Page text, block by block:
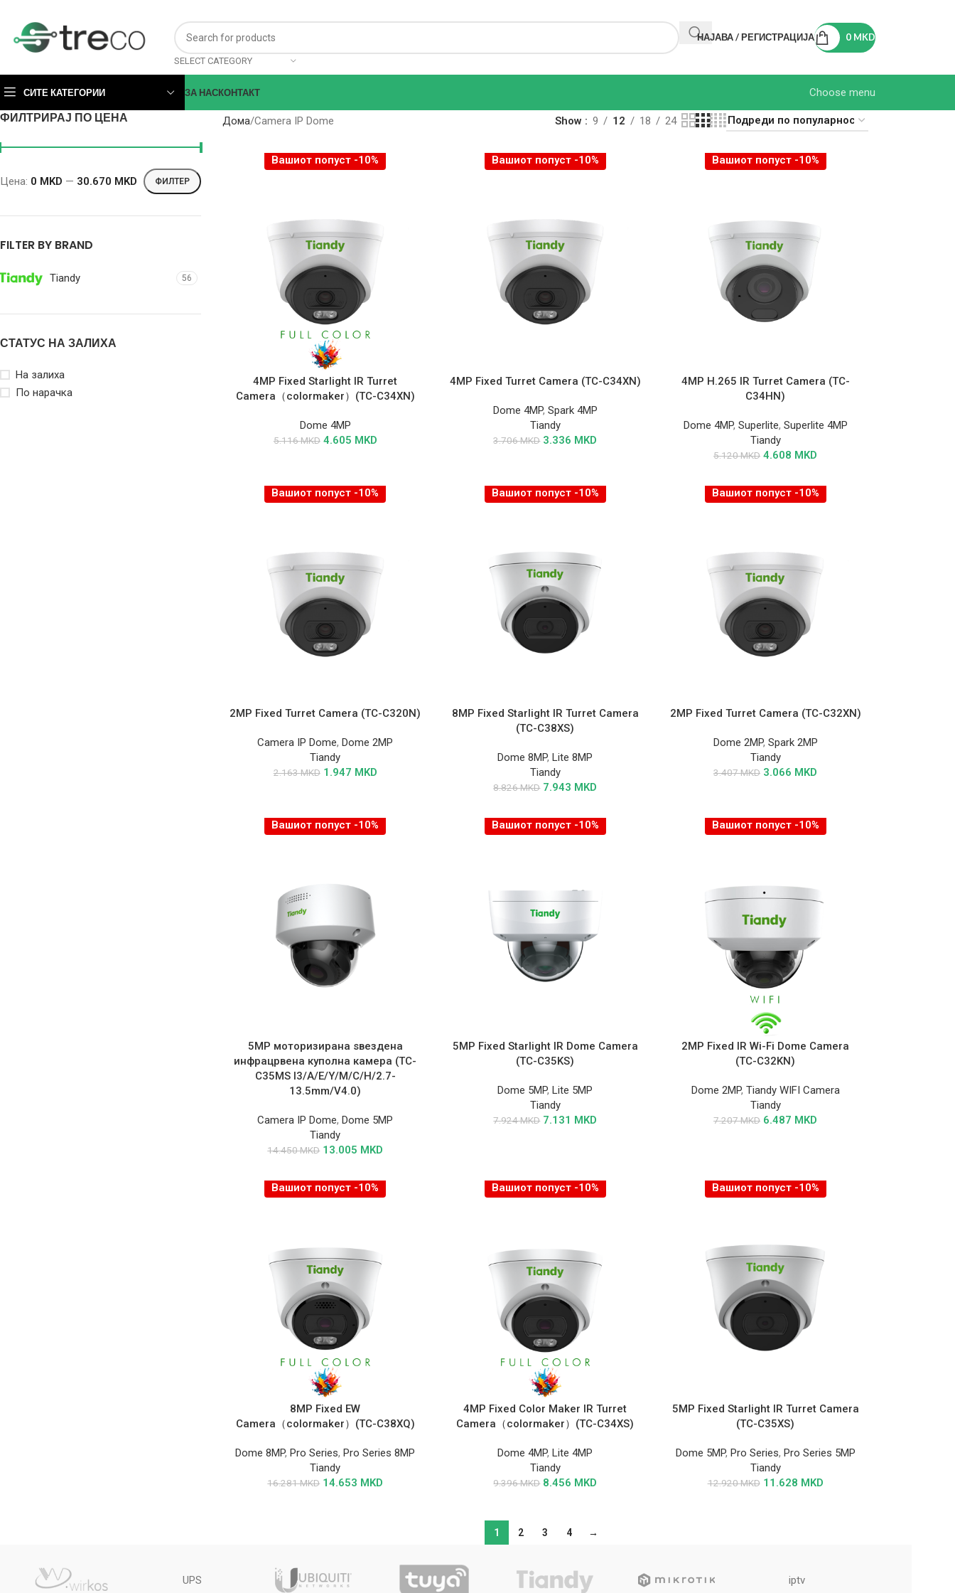
SELECT CATEGORY
НАЈАВА / РЕГИСТРАЦИЈА 0 MKD
СИТЕ КАТЕГОРИИ ЗА НАСКОНТАКТ Choose menu
ФИЛТРИРАЈ ПО ЦЕНА
ФИЛТЕР
Цена: 0 MKD — 30.670 MKD
FILTER BY BRAND
Tiandy 56
СТАТУС НА ЗАЛИХА
На залиха
По нарачка
Дома Camera IP Dome Show 9 12 18 24
Вашиот попуст -10%
4MP Fixed Starlight IR Turret
Camera（colormaker）(TC-C34XN)
Dome 4MP
5.116MKD 4.605 MKD
Вашиот попуст -10%
4MP Fixed Turret Camera (TC-C34XN)
Dome 4MP, Spark 4MP
Tiandy
3.706MKD 3.336 MKD
Вашиот попуст -10%
4MP H.265 IR Turret Camera (TC-
C34HN)
Dome 4MP, Superlite, Superlite 4MP
Tiandy
5.120MKD 4.608 MKD
Вашиот попуст -10%
2MP Fixed Turret Camera (TC-C320N)
Camera IP Dome,Dome 2MP
Tiandy
2.163MKD 1.947 MKD
Вашиот попуст -10%
8MP Fixed Starlight IR Turret Camera
(TC-C38XS)
Dome 8MP,Lite 8MP
Tiandy
8.826MKD 7.943 MKD
Вашиот попуст -10%
2MP Fixed Turret Camera (TC-C32XN)
Dome 2MP, Spark 2MP
Tiandy
3.407MKD 3.066 MKD
Вашиот попуст -10%
5MP моторизирана ѕвездена
инфрацрвена куполна камера (TC-
C35MS I3/A/E/Y/M/C/H/2.7-
13.5mm/V4.0)
Camera IP Dome,Dome 5MP
Tiandy
14.450MKD 13.005 MKD
Вашиот попуст -10%
5MP Fixed Starlight IR Dome Camera
(TC-C35KS)
Dome 5MP,Lite 5MP
Tiandy
7.924MKD 7.131 MKD
Вашиот попуст -10%
2MP Fixed IR Wi-Fi Dome Camera
(TC-C32KN)
Dome 2MP, Tiandy WIFI Camera
Tiandy
7.207MKD 6.487 MKD
Вашиот попуст -10%
8MP Fixed EW
Camera（colormaker）(TC-C38XQ)
Dome 8MP,Pro Series,Pro Series 8MP
Tiandy
16.281MKD 14.653 MKD
Вашиот попуст -10%
4MP Fixed Color Maker IR Turret
Camera（colormaker）(TC-C34XS)
Dome 4MP,Lite 4MP
Tiandy
9.396MKD 8.456 MKD
Вашиот попуст -10%
5MP Fixed Starlight IR Turret Camera
(TC-C35XS)
Dome 5MP, Pro Series, Pro Series 5MP
Tiandy
12.920MKD 11.628 MKD
1 2 3 4 →
UPS iptv